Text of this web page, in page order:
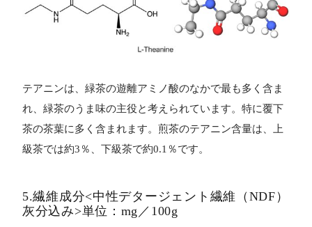
テアニンは、緑茶の遊離アミノ酸のなかで最も多く含ま
れ、緑茶のうま味の主役と考えられています。特に覆下
茶の茶葉に多く含まれます。煎茶のテアニン含量は、上
級茶では約3％、下級茶で約0.1％です。
5.繊維成分<中性デタージェント繊維（NDF）
灰分込み>単位：mg／100g